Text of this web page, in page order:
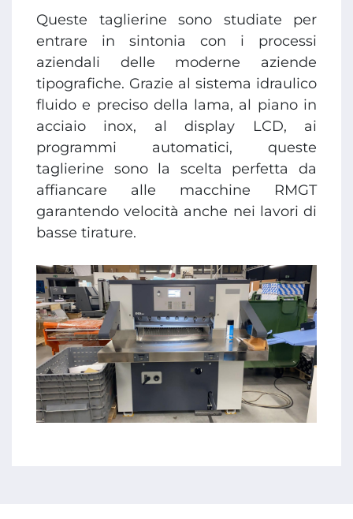
Queste taglierine sono studiate per
entrare in sintonia con i processi
aziendali delle moderne aziende
tipografiche. Grazie al sistema idraulico
fluido e preciso della lama, al piano in
acciaio inox, al display LCD, ai
programmi automatici, queste
taglierine sono la scelta perfetta da
affiancare alle macchine RMGT
garantendo velocità anche nei lavori di
basse tirature.